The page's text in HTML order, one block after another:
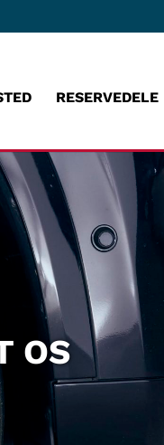
RESERVEDELE
OS